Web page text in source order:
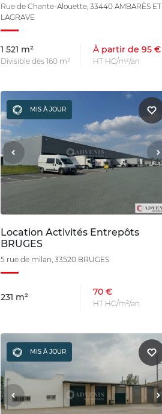
Rue de Chante-Alouette, 33440 AMBARÈS ET
LAGRAVE
1 521 m²
Divisible dès 160 m²
À partir de 95 €
HT HC/m²/an
MIS À JOUR
Location Activités Entrepôts
BRUGES
5 rue de milan, 33520 BRUGES
231 m² 70 €
HT HC/m²/an
MIS À JOUR